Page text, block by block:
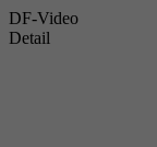
DF-Video
Detail